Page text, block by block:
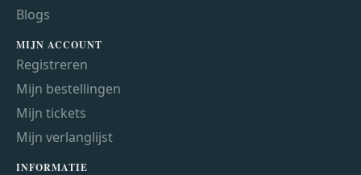
Blogs
MIJN ACCOUNT
Registreren
Mijn bestellingen
Mijn tickets
Mijn verlanglijst
INFORMATIE